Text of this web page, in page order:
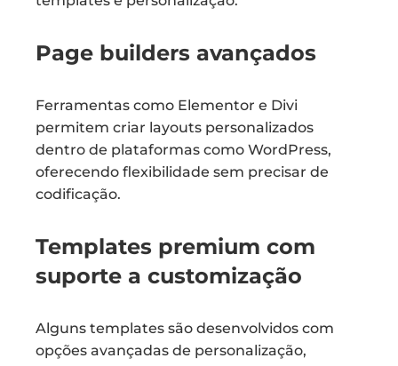
Page builders avançados
Ferramentas como Elementor e Divi
permitem criar layouts personalizados
dentro de plataformas como WordPress,
oferecendo flexibilidade sem precisar de
codificação.
Templates premium com
suporte a customização
Alguns templates são desenvolvidos com
opções avançadas de personalização,